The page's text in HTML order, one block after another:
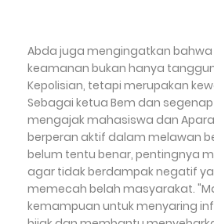
Abda juga mengingatkan
keamanan bukan hanya
Kepolisian, tetapi merupakan
Sebagai ketua Bem dan
mengajak mahasiswa dan
berperan aktif dalam melawan
belum tentu benar, pentingnya
agar tidak berdampak negatif
memecah belah masyarakat.
kemampuan untuk menyaring